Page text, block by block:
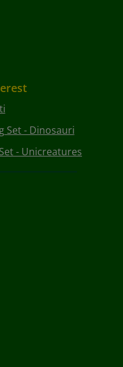
Set - Dinosauri
- Unicreatures